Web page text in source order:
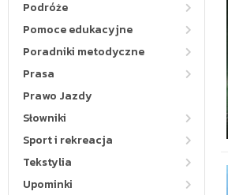
Podróże
Pomoce edukacyjne
Poradniki metodyczne
Prasa
Prawo Jazdy
Słowniki
Sport i rekreacja
Tekstylia
Upominki